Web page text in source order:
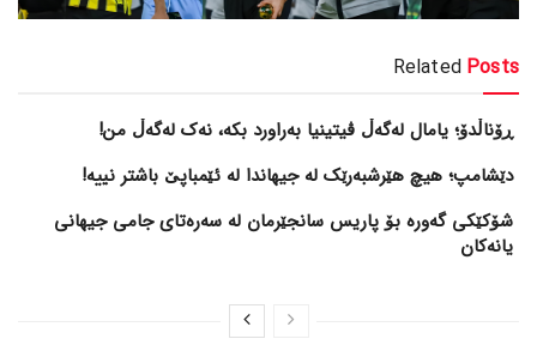
Related Posts
ڕۆناڵدۆ؛ یامال لەگەڵ ڤیتینیا بەراورد بکە، نەک لەگەڵ من!
دێشامپ؛ هیچ هێرشبەرێک لە جیهاندا لە ئێمباپێ باشتر نییە!
شۆکێکی گەورە بۆ پاریس سانجێرمان لە سەرەتای جامی جیهانی
یانەکان